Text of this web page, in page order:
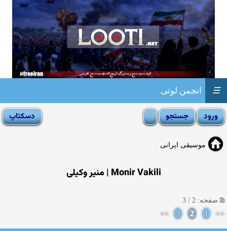
انجمن لوتی ☰
موسیقی ایرانی
Monir Vakili | منیر وکیلی
صفحه: 2 / 3
<<
1
2
3
>>